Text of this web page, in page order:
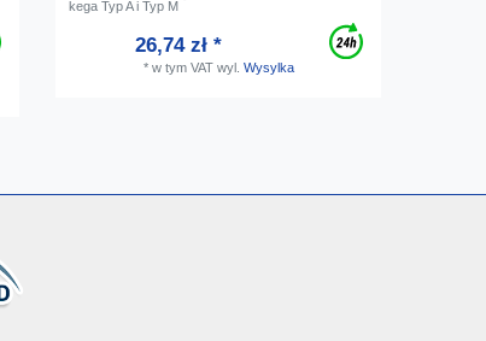
kega Typ A i Typ M
26,74 zł *
* w tym VATwyl. Wysylka